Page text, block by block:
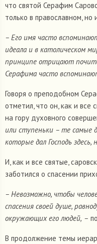
что святой Серафим
только в православном,
– Его имя часто
идеала и в католическом
принципе отрицают
Серафима часто
Говоря о преподобном
отметил, что он, как и все
на гору духовного
или ступеньки – те самые
которые дал Господь здесь,
И, как и все святые,
заботился о спасении
– Невозможно, чтобы
спасения своей душе,
окружающих его людей, –
В продолжение темы